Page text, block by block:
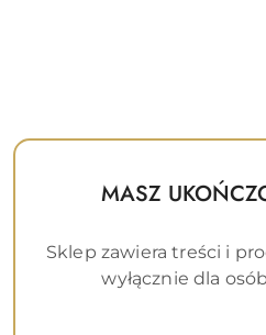
MASZ
Sklep zawiera treści i
wyłącznie dla